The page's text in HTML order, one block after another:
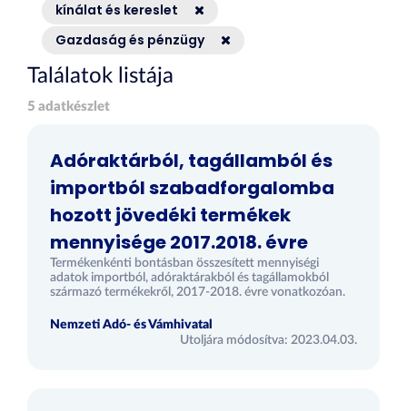
kínálat és kereslet
Gazdaság és pénzügy
Találatok listája
5 adatkészlet
Adóraktárból, tagállamból és
importból szabadforgalomba
hozott jövedéki termékek
mennyisége 2017.2018. évre
Termékenkénti bontásban összesített mennyiségi
adatok importból, adóraktárakból és tagállamokból
származó termékekről, 2017-2018. évre vonatkozóan.
Nemzeti Adó- és Vámhivatal
Utoljára módosítva: 2023.04.03.